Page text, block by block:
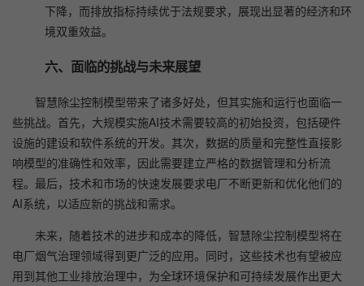
下降，而排放指标持续优于法规要求，展现出显著的经济和环
境双重效益。
六、面临的挑战与未来展望
智慧除尘控制模型带来了诸多好处，但其实施和运行也面临一
些挑战。首先，大规模实施AI技术需要较高的初始投资，包括硬件
设施的建设和软件系统的开发。其次，数据的质量和完整性直接影
响模型的准确性和效率，因此需要建立严格的数据管理和分析流
程。最后，技术和市场的快速发展要求电厂不断更新和优化他们的
AI系统，以适应新的挑战和需求。
未来，随着技术的进步和成本的降低，智慧除尘控制模型将在
电厂烟气治理领域得到更广泛的应用。同时，这些技术也有望被应
用到其他工业排放治理中，为全球环境保护和可持续发展作出更大